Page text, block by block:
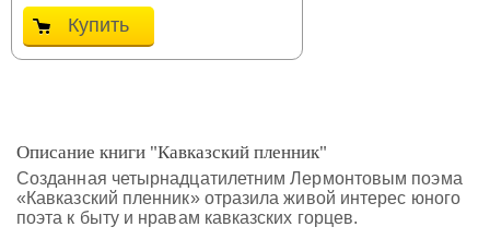
Купить
Описание книги "Кавказский пленник"
Созданная четырнадцатилетним Лермонтовым поэма
«Кавказский пленник» отразила живой интерес юного
поэта к быту и нравам кавказских горцев.